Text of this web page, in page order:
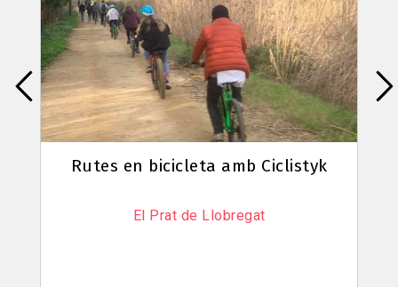
Ruta Delta Km0 - La Co-creativa
El Prat de Llobregat